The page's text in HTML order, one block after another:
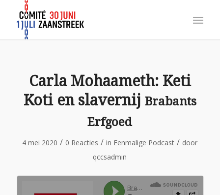
Carla Mohaameth: Keti
Koti en slavernij Brabants
Erfgoed
4 mei 2020 / 0 Reacties / in Eenmalige Podcast / door
qccsadmin